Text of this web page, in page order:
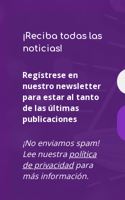
¡Reciba todas las
noticias!
Regístrese en
nuestro newsletter
para estar al tanto
de las últimas
publicaciones
¡No enviamos spam!
Lee nuestrapolítica
de privacidadpara
más información.